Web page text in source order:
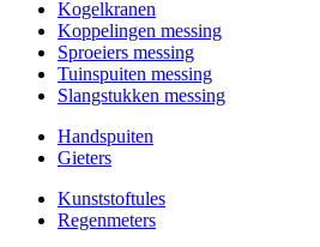
Kogelkranen
Koppelingen messing
Sproeiers messing
Tuinspuiten messing
Slangstukken messing
Handspuiten
Gieters
Kunststoftules
Regenmeters